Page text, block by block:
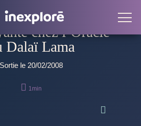
chez l’Oracle
Dalaï Lama
Sortie le 20/02/2008
 1min
